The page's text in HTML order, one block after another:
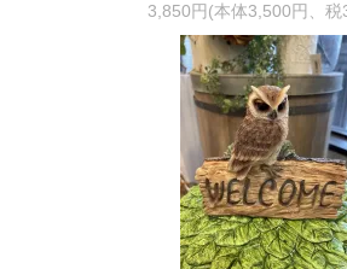
3,850円(本体3,500円、税